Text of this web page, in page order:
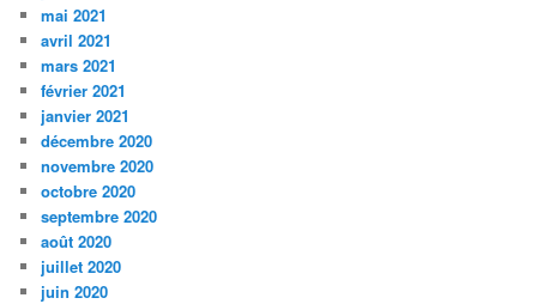
mai 2021
avril 2021
mars 2021
février 2021
janvier 2021
décembre 2020
novembre 2020
octobre 2020
septembre 2020
août 2020
juillet 2020
juin 2020